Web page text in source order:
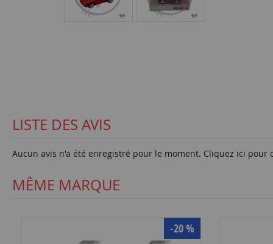
LISTE DES AVIS
Aucun avis n'a été enregistré pour le moment. Cliquez ici pour
MÊME MARQUE
-20 %